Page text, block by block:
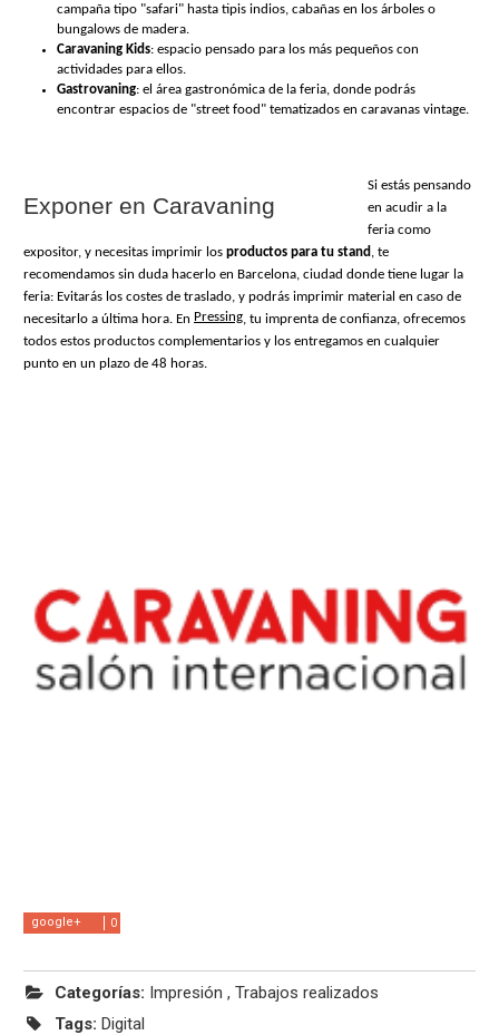
campaña tipo "safari" hasta tipis indios, cabañas en los árboles o
bungalows de madera.
Caravaning Kids: espacio pensado para los más pequeños con
actividades para ellos.
Gastrovaning: el área gastronómica de la feria, donde podrás
encontrar espacios de "street food" tematizados en caravanas vintage.
Exponer en Caravaning
Si estás pensando
en acudir a la
feria como
expositor, y necesitas imprimir los productos para tu stand
, te
recomendamos sin duda hacerlo en Barcelona, ciudad donde tiene lugar la
feria: Evitarás los costes de traslado, y podrás imprimir material en caso de
necesitarlo a última hora. En Pressing , tu imprenta de confianza, ofrecemos
todos estos productos complementarios y los entregamos en cualquier
punto en un plazo de 48 horas.
0
google+
Categorías: Impresión , Trabajos realizados
Tags: Digital